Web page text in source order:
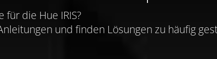
für die Hue IRIS?
und finden Lösungen zu häufig